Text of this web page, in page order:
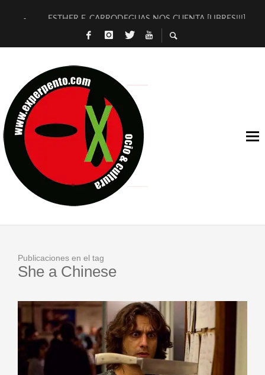
ESTHER F. CARRODEGUAS NOS CUENTA [LIBRES!!!]
[TERRA DE GUAPES] DE SANDRA MONFORT
TIMBRE 4, LA ESCUELA DEL DIRECTOR TEATRAL CLAUDIO
30 AÑOS (NO ES NADA) DE LA KATARSIS DEL TOMATAZO
MILITARES JUDÍAS EN #EXVITA
D’BALDOMEROS REINVENTAN [BITÁCORA 3.0] EN EXVITA
MARSHALL FLASH PRESENTA EN EXVITA [RELATIVA
JOFRE BARDAGÍ EN EXVITA INTERPRETANDO A SERRAT
Publicaciones en el tag
She a Chinese